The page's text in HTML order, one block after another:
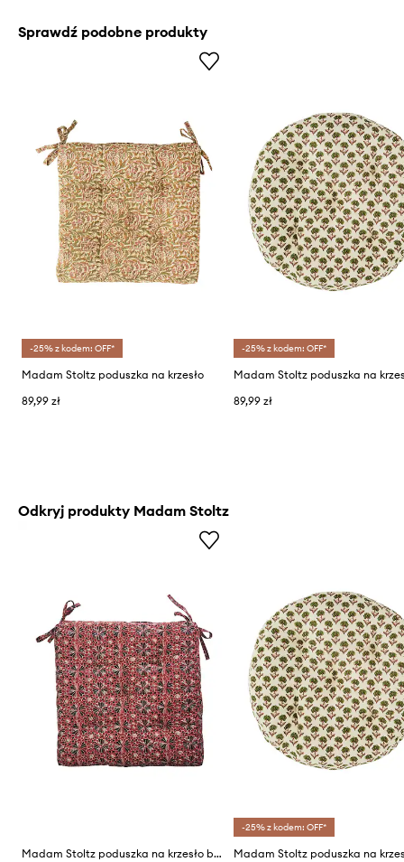
Sprawdź podobne produkty
-25% z kodem: OFF*
Madam Stoltz poduszka na krzesło
89,99 zł
-25% z kodem: OFF*
Madam Stoltz poduszka na
89,99 zł
Odkryj produkty Madam Stoltz
Madam Stoltz poduszka na krzesło bawełniana 45 x 45 cm
-25% z kodem: OFF*
Madam Stoltz poduszka na